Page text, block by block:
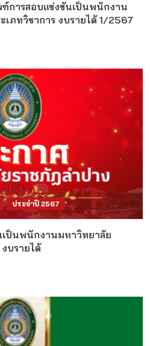
การสอบแข่งขันเป็นพนักงาน
ภทวิชาการ งบรายได้ 1/2567
ประจำปี 2567
ป็นพนักงานมหาวิทยาลัย
บรายได้